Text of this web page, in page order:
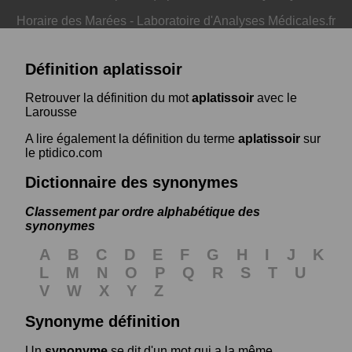
Horaire des Marées - Laboratoire d'Analyses Médicales.fr
Définition aplatissoir
Retrouver la définition du motaplatissoir avec le
Larousse
A lire également la définition du terme aplatissoir sur
le ptidico.com
Dictionnaire des synonymes
Classement par ordre alphabétique des
synonymes
A B C D E F G H I J
K
L
M N O P Q R S T
U
V
W X Y
Z
Synonyme définition